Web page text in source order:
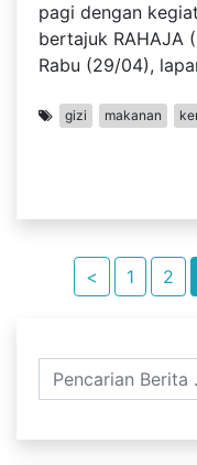
pagi dengan
bertajuk RAHAJA
Rabu (29/04),
gizi makanan
< 1 2